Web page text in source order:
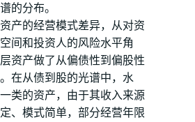
的分布。
产的经营模式差异，从对资
间和投资人的风险水平角
资产做了从偏债性到偏股性
在从债到股的光谱中，水
类的资产，由于其收入来源
、模式简单，部分经营年限